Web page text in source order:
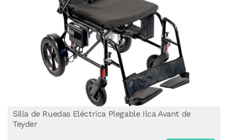
Silla de Ruedas Eléctrica Plegable Ilca Avant de
Teyder